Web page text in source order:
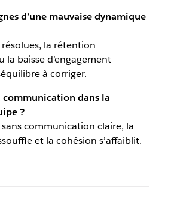
d’une mauvaise dynamique
la rétention
la baisse d’engagement
à corriger.
dans la
?
sans communication claire, la
et la cohésion s’affaiblit.